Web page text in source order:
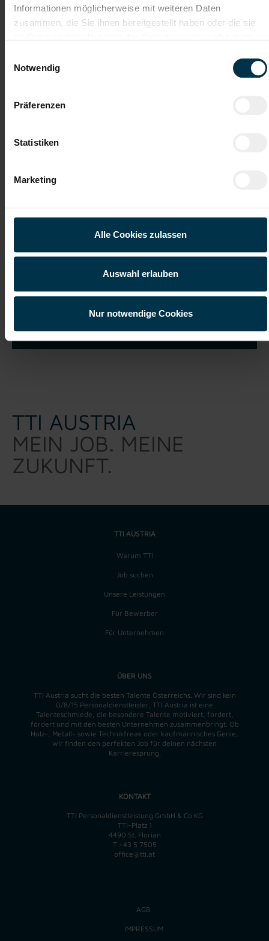
Informationen möglicherweise mit weiteren Daten
zusammen, die Sie ihnen bereitgestellt haben oder die sie
Notwendig
Präferenzen
Statistiken
Marketing
Alle Cookies zulassen
Auswahl erlauben
Nur notwendige Cookies
Datei 5
und willige ein, dass meine personenbezogenen Daten im
Rahmen meiner Initiativbewerbung für die Dauer von drei
Jahren verarbeitet werden dürfen.*
Job suchen
TTI AUSTRIA
MEIN JOB. MEINE
ZUKUNFT.
TTI AUSTRIA
Warum TTI
Job suchen
Unsere Leistungen
Für Bewerber
Für Unternehmen
ÜBER UNS
TTI Austria sucht die besten Talente Österreichs. Wir sind kein
0/8/15 Personaldienstleister, TTI Austria ist eine
Talenteschmiede, die besondere Talente motiviert, fordert,
fördert und mit den besten Unternehmen zusammenbringt. Ob
Holz-, Metall- sowie Technikfreak oder kaufmännisches Genie,
wir finden den perfekten Job für deinen nächsten
Karrieresprung.
KONTAKT
TTI Personaldienstleistung GmbH & Co KG
TTI-Platz 1
4490 St. Florian
T +43 5 7505
office@tti.at
AGB
IMPRESSUM